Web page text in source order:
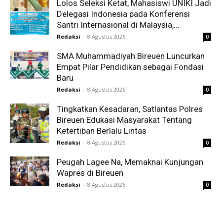
Lolos Seleksi Ketat, Mahasiswi UNIKI Jadi
Delegasi Indonesia pada Konferensi
Santri Internasional di Malaysia,...
Redaksi - 8 Agustus 2026 0
SMA Muhammadiyah Bireuen Luncurkan
Empat Pilar Pendidikan sebagai Fondasi
Baru
Redaksi - 8 Agustus 2026 0
Tingkatkan Kesadaran, Satlantas Polres
Bireuen Edukasi Masyarakat Tentang
Ketertiban Berlalu Lintas
Redaksi - 8 Agustus 2026 0
Peugah Lagee Na, Memaknai Kunjungan
Wapres di Bireuen
Redaksi - 8 Agustus 2026 0